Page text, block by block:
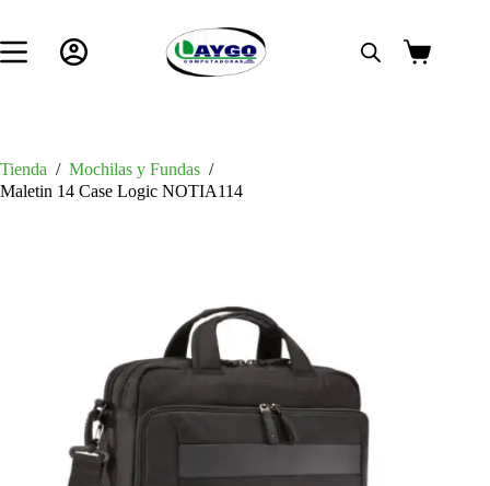
contenido
Carro
Tienda / Mochilas y Fundas /
Maletin 14 Case Logic NOTIA114